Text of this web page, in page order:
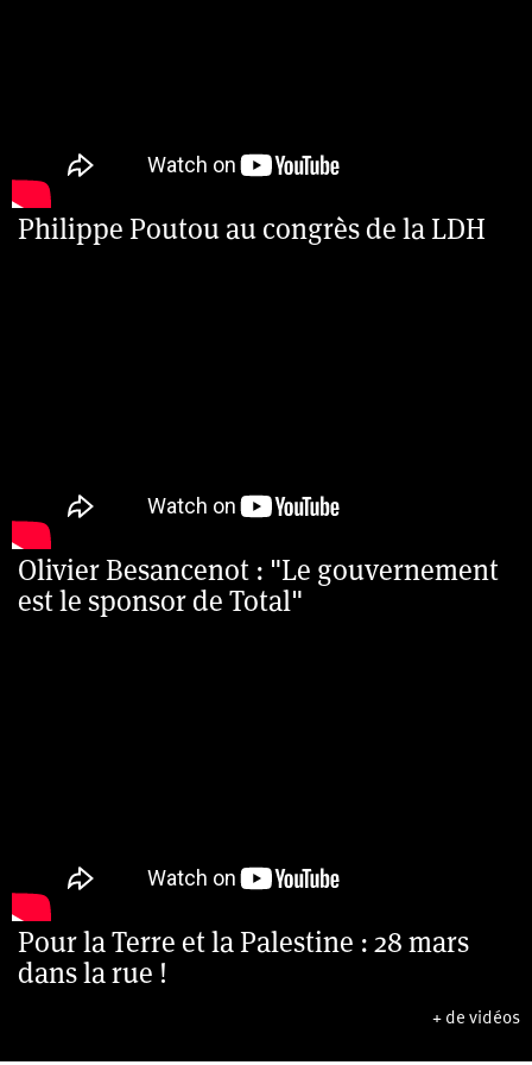
Philippe Poutou au congrès de la LDH
Olivier Besancenot : "Le gouvernement
est le sponsor de Total"
Pour la Terre et la Palestine : 28 mars
dans la rue !
+ de vidéos